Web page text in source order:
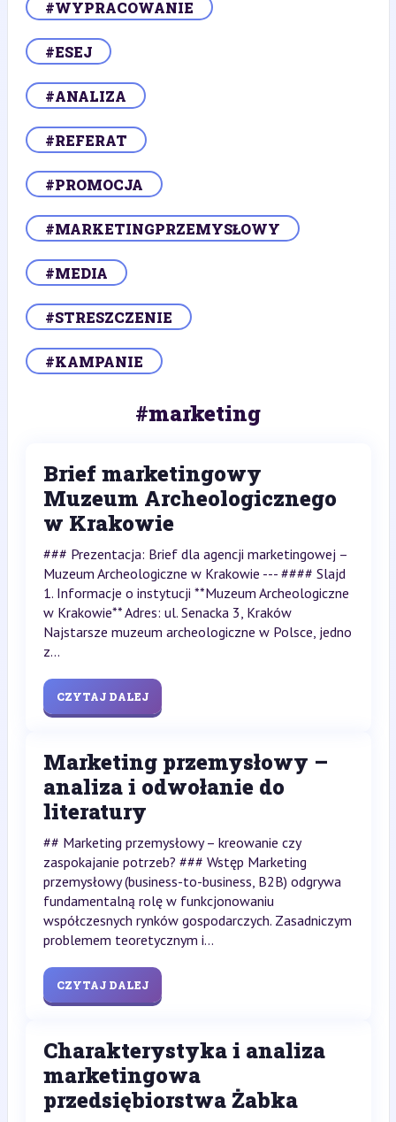
#WYPRACOWANIE
#ESEJ
#ANALIZA
#REFERAT
#PROMOCJA
#MARKETINGPRZEMYSŁOWY
#MEDIA
#STRESZCZENIE
#KAMPANIE
#marketing
Brief marketingowy
Muzeum Archeologicznego
w Krakowie
### Prezentacja: Brief dla agencji marketingowej –
Muzeum Archeologiczne w Krakowie --- #### Slajd
1. Informacje o instytucji **Muzeum Archeologiczne
w Krakowie** Adres: ul. Senacka 3, Kraków
Najstarsze muzeum archeologiczne w Polsce, jedno
z...
CZYTAJ DALEJ
Marketing przemysłowy –
analiza i odwołanie do
literatury
## Marketing przemysłowy – kreowanie czy
zaspokajanie potrzeb? ### Wstęp Marketing
przemysłowy (business-to-business, B2B) odgrywa
fundamentalną rolę w funkcjonowaniu
współczesnych rynków gospodarczych. Zasadniczym
problemem teoretycznym i...
CZYTAJ DALEJ
Charakterystyka i analiza
marketingowa
przedsiębiorstwa Żabka